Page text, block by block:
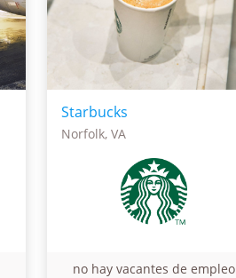
Starbucks
Norfolk, VA
no hay vacantes de empleo